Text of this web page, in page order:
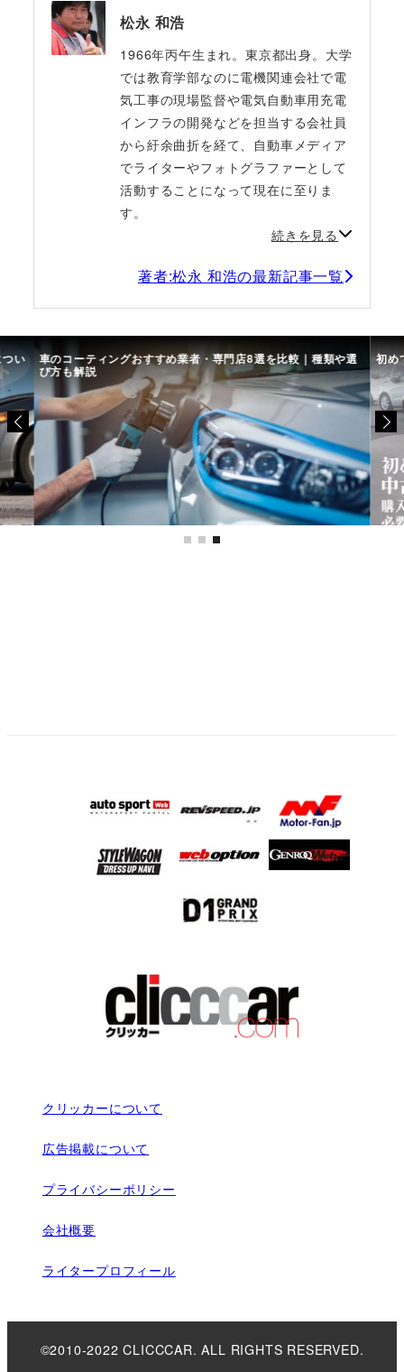
松永 和浩
1966年丙午生まれ。東京都出身。大学
では教育学部なのに電機関連会社で電
気工事の現場監督や電気自動車用充電
インフラの開発などを担当する会社員
から紆余曲折を経て、自動車メディア
でライターやフォトグラファーとして
活動することになって現在に至りま
す。
続きを見る
著者:松永 和浩の最新記事一覧
い 車のコーティングおすすめ業者・専門店8選を比較｜種類や選
び方も解説
初め
クリッカーについて
広告掲載について
プライバシーポリシー
会社概要
ライタープロフィール
©2010-2022 CLICCCAR. ALL RIGHTS RESERVED.